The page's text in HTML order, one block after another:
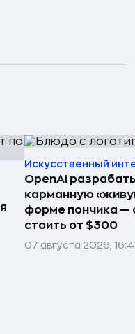
Искусственный
OpenAI
карманную
форме пончика —
стоить от $300
07 августа 2026,